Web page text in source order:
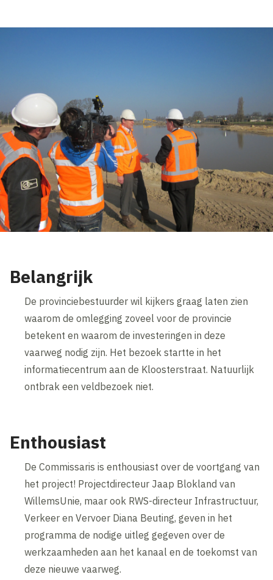
Belangrijk
De provinciebestuurder wil kijkers graag laten zien
waarom de omlegging zoveel voor de provincie
betekent en waarom de investeringen in deze
vaarweg nodig zijn. Het bezoek startte in het
informatiecentrum aan de Kloosterstraat. Natuurlijk
ontbrak een veldbezoek niet.
Enthousiast
De Commissaris is enthousiast over de voortgang van
het project! Projectdirecteur Jaap Blokland van
WillemsUnie, maar ook RWS-directeur Infrastructuur,
Verkeer en Vervoer Diana Beuting, geven in het
programma de nodige uitleg gegeven over de
werkzaamheden aan het kanaal en de toekomst van
deze nieuwe vaarweg.